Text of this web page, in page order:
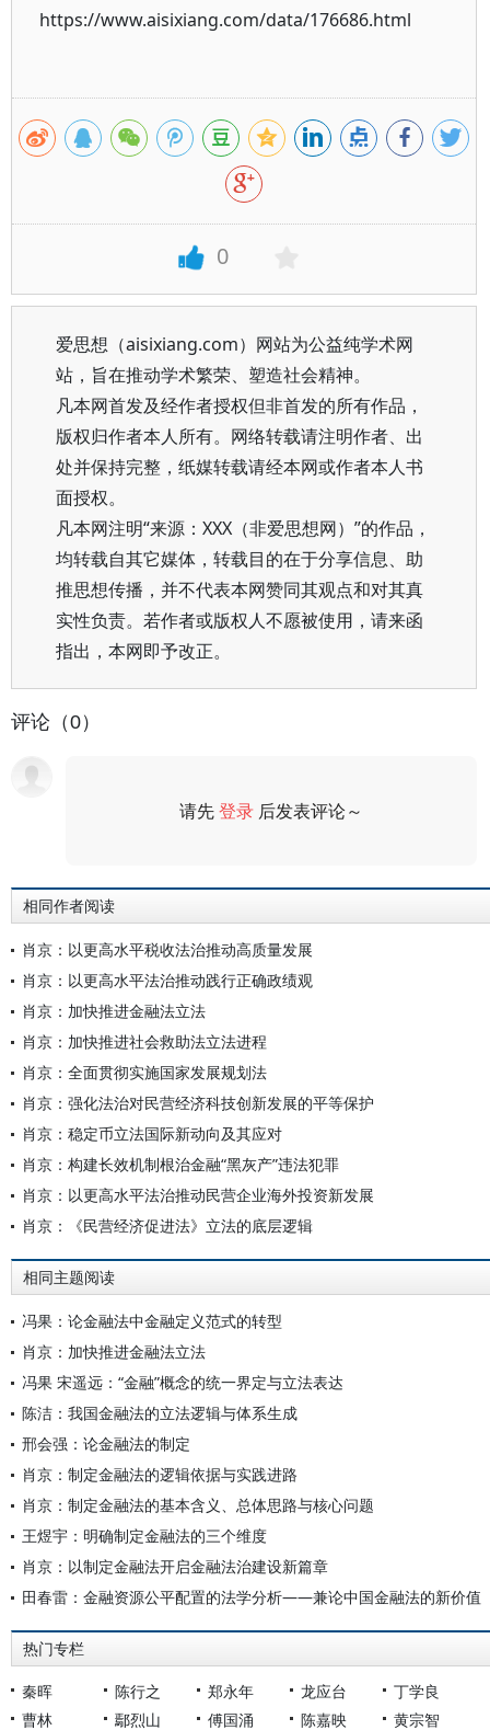
https://www.aisixiang.com/data/176686.html
0
爱思想（aisixiang.com）网站为公益纯学术网
站，旨在推动学术繁荣、塑造社会精神。
凡本网首发及经作者授权但非首发的所有作品，
版权归作者本人所有。网络转载请注明作者、出
处并保持完整，纸媒转载请经本网或作者本人书
面授权。
凡本网注明“来源：XXX（非爱思想网）”的作品，
均转载自其它媒体，转载目的在于分享信息、助
推思想传播，并不代表本网赞同其观点和对其真
实性负责。若作者或版权人不愿被使用，请来函
指出，本网即予改正。
评论（0）
请先登录 后发表评论～
相同作者阅读
肖京：以更高水平税收法治推动高质量发展
肖京：以更高水平法治推动践行正确政绩观
肖京：加快推进金融法立法
肖京：加快推进社会救助法立法进程
肖京：全面贯彻实施国家发展规划法
肖京：强化法治对民营经济科技创新发展的平等保护
肖京：稳定币立法国际新动向及其应对
肖京：构建长效机制根治金融“黑灰产”违法犯罪
肖京：以更高水平法治推动民营企业海外投资新发展
肖京：《民营经济促进法》立法的底层逻辑
相同主题阅读
冯果：论金融法中金融定义范式的转型
肖京：加快推进金融法立法
冯果 宋遥远：“金融”概念的统一界定与立法表达
陈洁：我国金融法的立法逻辑与体系生成
邢会强：论金融法的制定
肖京：制定金融法的逻辑依据与实践进路
肖京：制定金融法的基本含义、总体思路与核心问题
王煜宇：明确制定金融法的三个维度
肖京：以制定金融法开启金融法治建设新篇章
田春雷：金融资源公平配置的法学分析——兼论中国金融法的新价值
热门专栏
秦晖 陈行之 郑永年 龙应台
丁学良
曹林
鄢烈山 傅国涌 陈嘉映 黄宗智